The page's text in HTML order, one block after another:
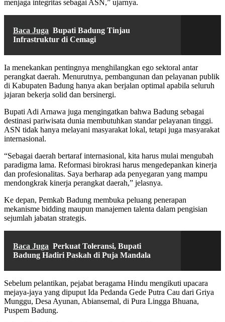
menjaga integritas sebagai ASN,” ujarnya.
Baca Juga Bupati Badung Tinjau
Infrastruktur di Cemagi
Ia menekankan pentingnya menghilangkan ego sektoral antar
perangkat daerah. Menurutnya, pembangunan dan pelayanan publik
di Kabupaten Badung hanya akan berjalan optimal apabila seluruh
jajaran bekerja solid dan bersinergi.
Bupati Adi Arnawa juga mengingatkan bahwa Badung sebagai
destinasi pariwisata dunia membutuhkan standar pelayanan tinggi.
ASN tidak hanya melayani masyarakat lokal, tetapi juga masyarakat
internasional.
“Sebagai daerah bertaraf internasional, kita harus mulai mengubah
paradigma lama. Reformasi birokrasi harus mengedepankan kinerja
dan profesionalitas. Saya berharap ada penyegaran yang mampu
mendongkrak kinerja perangkat daerah,” jelasnya.
Ke depan, Pemkab Badung membuka peluang penerapan
mekanisme bidding maupun manajemen talenta dalam pengisian
sejumlah jabatan strategis.
Baca Juga Perkuat Toleransi, Bupati
Badung Hadiri Paskah di Puja Mandala
Sebelum pelantikan, pejabat beragama Hindu mengikuti upacara
mejaya-jaya yang dipuput Ida Pedanda Gede Putra Cau dari Griya
Munggu, Desa Ayunan, Abiansemal, di Pura Lingga Bhuana,
Puspem Badung.